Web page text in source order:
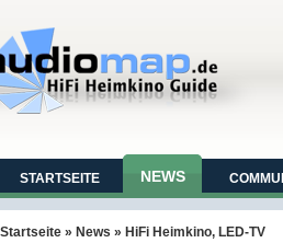
STARTSEITE NEWS
Startseite » News » HiFi Heimkino, LED-TV